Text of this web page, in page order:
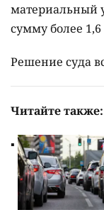
материальный
сумму более
Решение суда
Читайте также: